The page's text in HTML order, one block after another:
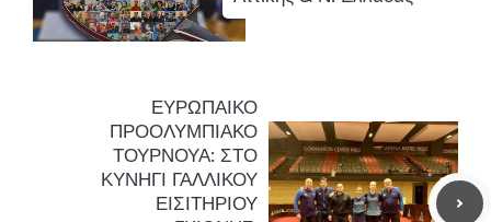
ΕΥΡΩΠΑΙΚΟ
ΠΡΟΟΛΥΜΠΙΑΚΟ
ΤΟΥΡΝΟΥΑ: ΣΤΟ
ΚΥΝΗΓΙ ΓΑΛΛΙΚΟΥ
ΕΙΣΙΤΗΡΙΟΥ